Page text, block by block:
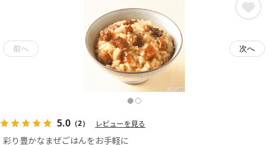
5.0 （2） レビューを見る
彩り豊かなまぜごはんをお手軽に